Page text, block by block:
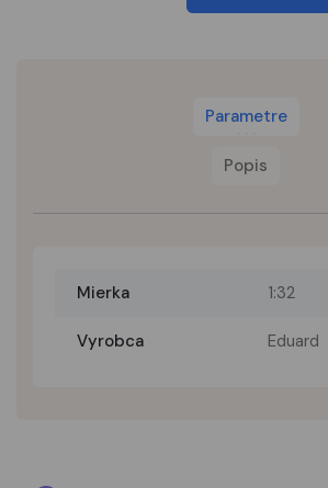
Parametre
Popis
Mierka 1:32
Vyrobca Eduard